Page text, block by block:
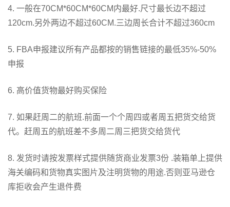
4. 一般在70CM*60CM*60CM内最好.尺寸最长边不超过
120cm.另外两边不超过60CM.三边周长合计不超过360cm
5. FBA申报建议所有产品都按的销售链接的最低35%-50%
申报
6. 高价值货物最好购买保险
7. 如果赶周二的航班.前面一个个周四或者周五把货交给货
代。赶周五的航班差不多周二周三把货交给货代
8. 发货时请按发票样式提供随货商业发票3份 .装箱单上提供
海关编码和货物真实图片及注明货物的用途.否则亚马逊仓
库拒收会产生退件费